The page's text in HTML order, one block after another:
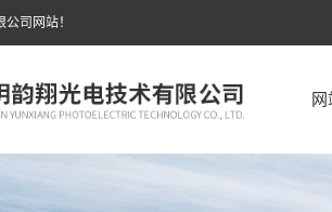
司网站！